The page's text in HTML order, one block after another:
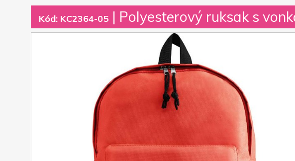
Kód: KC2364-05 | Polyesterový ruksak s